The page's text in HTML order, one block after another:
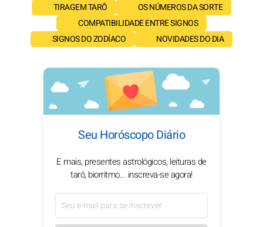
TIRAGEM TARÔ
OS NÚMEROS DA SORTE
COMPATIBILIDADE ENTRE SIGNOS
SIGNOS DO ZODÍACO
NOVIDADES DO DIA
Seu Horóscopo Diário
E mais, presentes astrológicos, leituras de
tarô, biorritmo... inscreva-se agora!